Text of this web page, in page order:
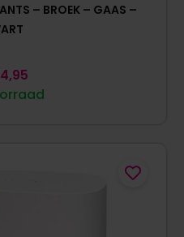
– BROEK – GAAS –